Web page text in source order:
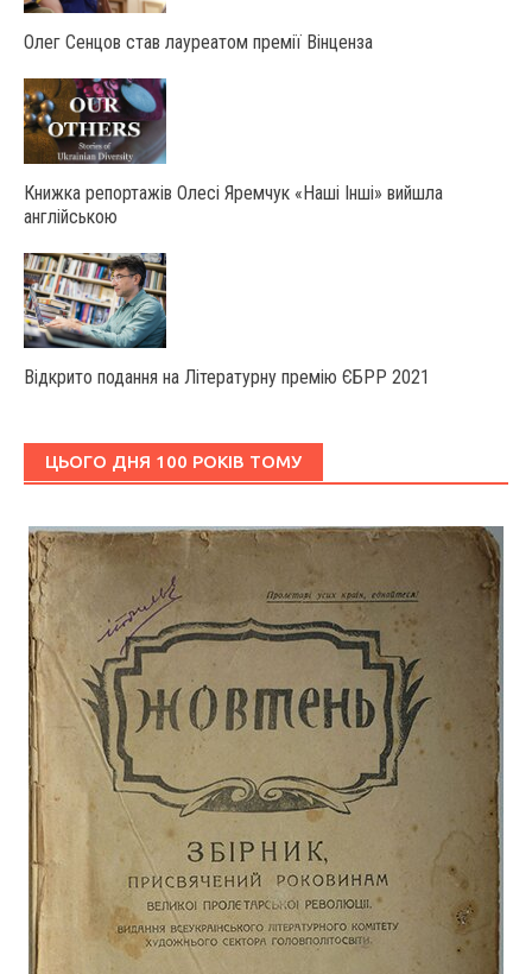
Олег Сенцов став лауреатом премії Вінценза
Книжка репортажів Олесі Яремчук «Наші Інші» вийшла
англійською
Відкрито подання на Літературну премію ЄБРР 2021
ЦЬОГО ДНЯ 100 РОКІВ ТОМУ